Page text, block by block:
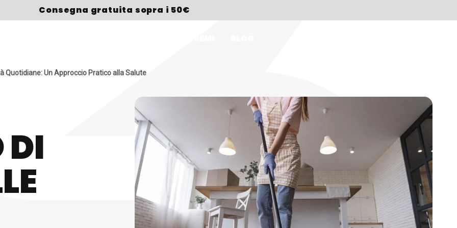
Consegna gratuita sopra i 50€
Quotidiane: Un Approccio Pratico alla Salute
DI